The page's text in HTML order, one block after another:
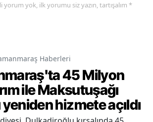
yorum yok, ilk yorumu siz yazın, tartışalım *
Haberleri
45 Milyon
ile Maksutuşağı
hizmete açıldı